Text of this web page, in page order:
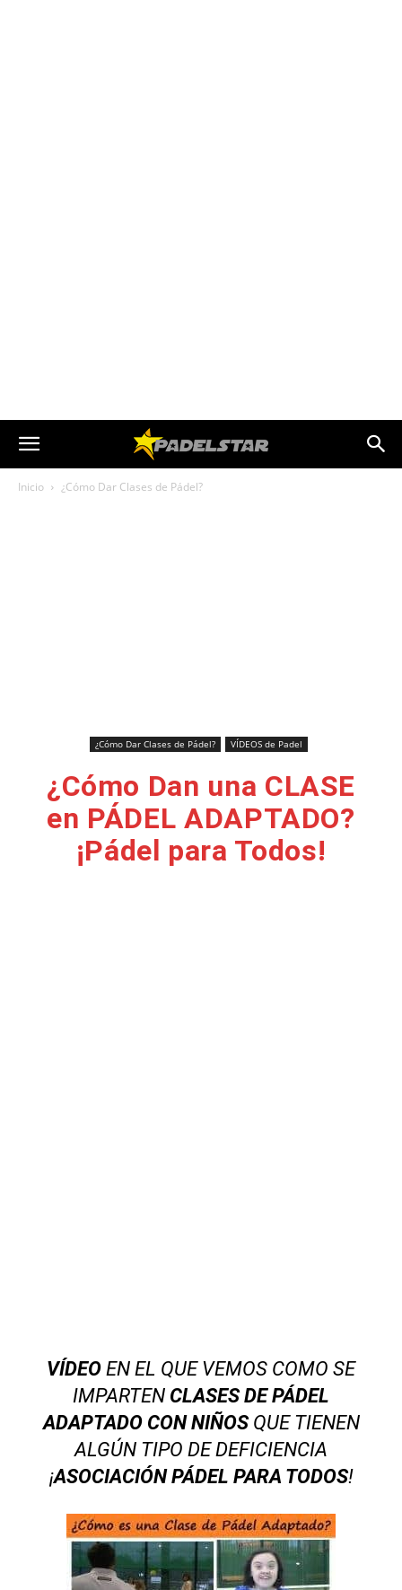
Inicio ¿Cómo Dar Clases de Pádel?
¿Cómo Dar Clases de Pádel? VÍDEOS de Padel
¿Cómo Dan una CLASE
en PÁDEL ADAPTADO?
¡Pádel para Todos!
VÍDEO EN EL QUE VEMOS COMO SE
IMPARTEN CLASES DE PÁDEL
ADAPTADO CON NIÑOSQUE TIENEN
ALGÚN TIPO DE DEFICIENCIA
¡ASOCIACIÓN PÁDEL PARA TODOS!